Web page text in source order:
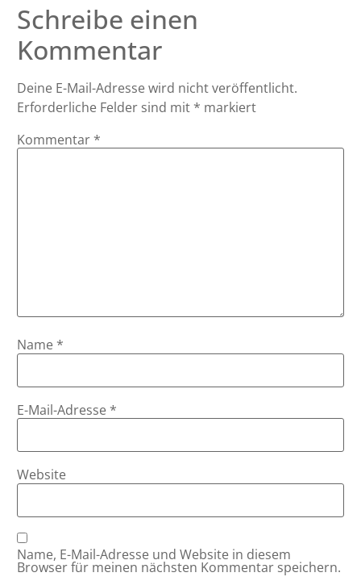
Schreibe einen
Kommentar
Deine E-Mail-Adresse wird nicht veröffentlicht.
Erforderliche Felder sind mit * markiert
Kommentar *
Name *
E-Mail-Adresse *
Website
Name, E-Mail-Adresse und Website in diesem
Browser für meinen nächsten Kommentar speichern.